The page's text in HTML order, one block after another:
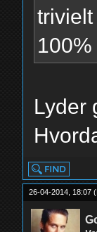
Lyder
26-04-2014, 18:07